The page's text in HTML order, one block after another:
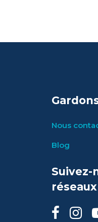
Nous
Blog
Suivez-